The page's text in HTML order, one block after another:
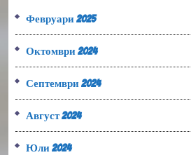
Февруари 2025
Октомври 2024
Септември 2024
Август 2024
Юли 2024